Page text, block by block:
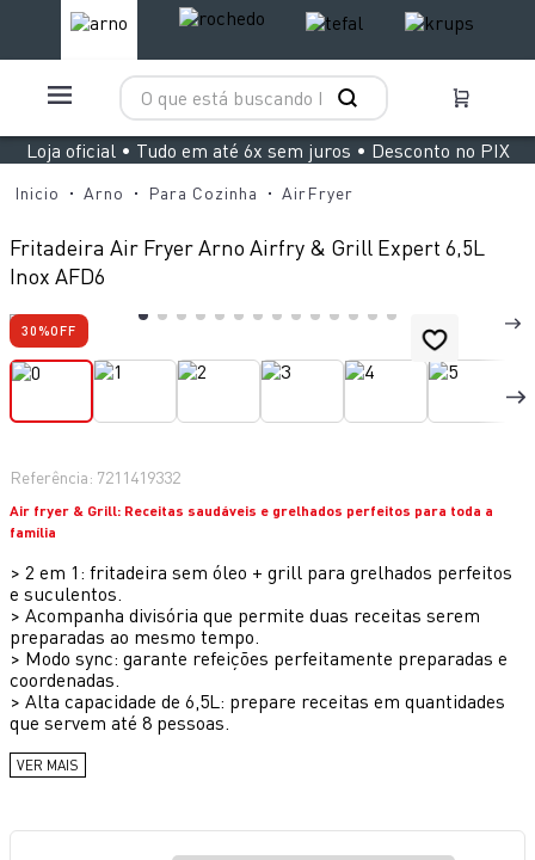
O que está buscando hoje?
Loja oficial • Tudo em até 6x sem juros • Desconto no PIX
Arno Para Cozinha AirFryer
Fritadeira Air Fryer Arno Airfry & Grill Expert 6,5L
Inox AFD6
30%OFF
Referência: 7211419332
Air fryer & Grill: Receitas saudáveis e grelhados perfeitos para toda a
família
> 2 em 1: fritadeira sem óleo + grill para grelhados perfeitos
e suculentos.
> Acompanha divisória que permite duas receitas serem
preparadas ao mesmo tempo.
> Modo sync: garante refeições perfeitamente preparadas e
coordenadas.
> Alta capacidade de 6,5L: prepare receitas em quantidades
que servem até 8 pessoas.
VER MAIS
TERMOS MAIS BUSCADOS
8º
aspirador x-force 9 60
9º
vaporizador pure pop